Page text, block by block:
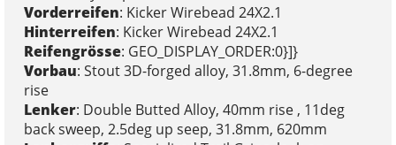
Vorderreifen: Kicker Wirebead 24X2.1
Hinterreifen: Kicker Wirebead 24X2.1
Reifengrösse: GEO_DISPLAY_ORDER:0}]}
Vorbau: Stout 3D-forged alloy, 31.8mm, 6-degree
rise
Lenker: Double Butted Alloy, 40mm rise , 11deg
back sweep, 2.5deg up seep, 31.8mm, 620mm